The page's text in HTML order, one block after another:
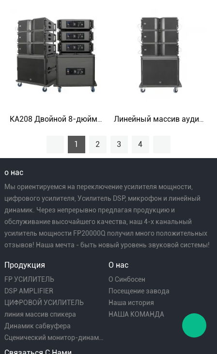
1 2 3 4
о нас
Мы ориентируемся на переключение усилителя мощности,
цифрового усилителя, Усилитель DSP, микрофон и линейный
динамик. Через непрерывно предлагая продукцию и
обслуживание высочайшего качества, наш 4-х канальный
усилитель мощности FP20000Q получил много положительных
отзывов! Наша мечта - быть новый уровень звуковой системы!
Продукция
FP УСИЛИТЕЛЬ
DSP AMPLIFIER
ЦИФРОВОЙ УСИЛИТЕЛЬ
линия массив спикера
Динамик сабвуфера
Сценический монитор-динамик
О нас
О Синбосен
Посещение завода
Наша история
НАША КОМАНДА